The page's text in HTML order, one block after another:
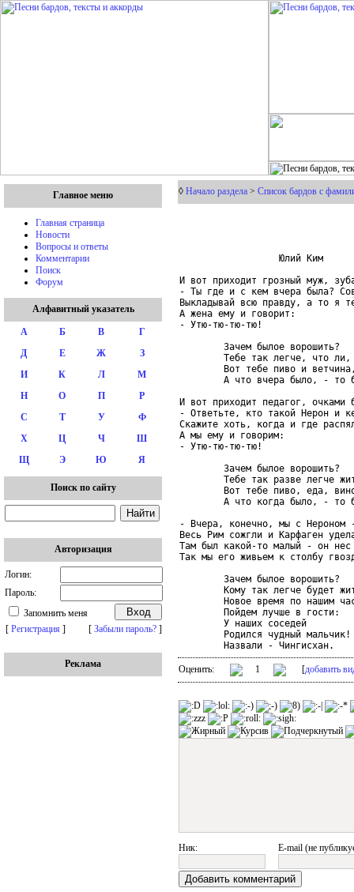
Главное меню
Главная страница
Новости
Вопросы и ответы
Комментарии
Поиск
Форум
Алфавитный указатель
А Б В
Г
Д
Е Ж
З
И
К Л
М
Н
О П
Р
С
Т У
Ф
Х
Ц Ч
Ш
Щ
Э Ю Я
Поиск по сайту
Авторизация
Логин:
Пароль:
Запомнить меня
[ Регистрация ] [ Забыли пароль? ]
Реклама
◊ Начало раздела > Список бардов с
                  Юлий Ким
И вот приходит грозный муж,
- Ты где и с кем вчера была?
Выкладывай всю правду, а то я
А жена ему и говорит:
- Утю-тю-тю-тю!
        Зачем былое ворошить?
Тебе так легче, что ли,
Вот тебе пиво и
А что вчера было, - то
И вот приходит педагог, очками
- Ответьте, кто такой Нерон и
Скажите хоть, когда и где
А мы ему и говорим:
- Утю-тю-тю-тю!
        Зачем былое ворошить?
Тебе так разве легче
Вот тебе пиво, еда,
А что когда было, - то
- Вчера, конечно, мы с Нероном
Весь Рим сожгли и Карфаген
Там был какой-то малый - он нес
Так мы его живьем к столбу
        Зачем былое ворошить?
Кому так легче будет
Новое время по нашим
        Пойдем лучше в гости:
        У наших соседей
        Родился чудный мальчик!
        Назвали - Чингисхан.
Оценить: 1 [добавить
Ник: E-mail (не